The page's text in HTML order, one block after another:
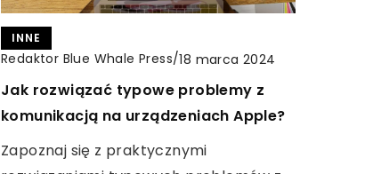
Redaktor Blue Whale Press/
17 października 2025
napojów w idealnej temperaturze
INNE
Redaktor Blue Whale Press/18 marca 2024
Jak rozwiązać typowe problemy z
komunikacją na urządzeniach Apple?
Zapoznaj się z praktycznymi
Redaktor Blue Whale Press/18 kwietnia 2026
Jakie korzyści niesie ze sobą
korzystanie z kompaktowych